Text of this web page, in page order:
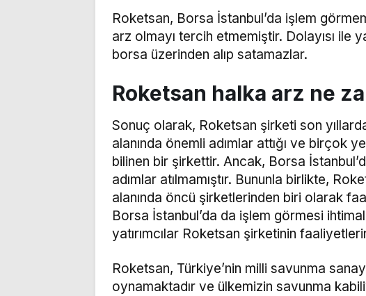
Roketsan, Borsa İstanbul’da işlem
arz olmayı tercih etmemiştir. Dolayısı ile
borsa üzerinden alıp satamazlar.
Roketsan halka arz ne
Sonuç olarak, Roketsan şirketi son
alanında önemli adımlar attığı ve birçok
bilinen bir şirkettir. Ancak, Borsa
adımlar atılmamıştır. Bununla birlikte,
alanında öncü şirketlerinden biri olarak
Borsa İstanbul’da da işlem görmesi
yatırımcılar Roketsan şirketinin
Roketsan, Türkiye’nin milli savunma
oynamaktadır ve ülkemizin savunma